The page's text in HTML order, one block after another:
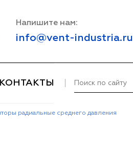
Напишите нам:
info@vent-industria.ru
КОНТАКТЫ
радиальные среднего давления